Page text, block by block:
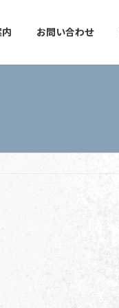
お問い合わせ